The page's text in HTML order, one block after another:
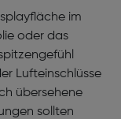
im
oder das
Lufteinschlüsse
übersehene
sollten